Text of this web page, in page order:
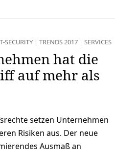
SECURITY| TRENDS 2017| SERVICES
hat die
auf mehr als
setzen Unternehmen
Risiken aus. Der neue
Ausmaß an